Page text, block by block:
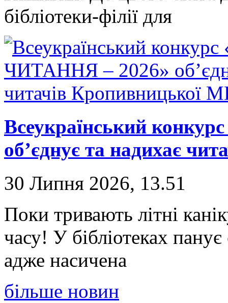
бібліотеки-філії для
Всеукраїнський
об’єднує та надихає
30 Липня 2026, 13.51
Поки тривають літні
часу! У бібліотеках
адже насичена
більше новин